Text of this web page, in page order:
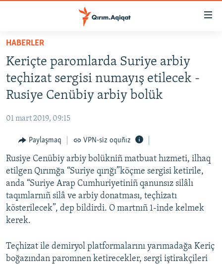
Esas
qaytmaq
Baş
navigatsiyağa
qaytmaq
Qıdıruvğa
SİYASET
İQTİSADİYAT
MEDENİYET
İNSAN AQLARI
VİDEO
SÜRET
BLOGLAR
FİKİR
Русский
Українською
HABERLER
Keriçte paromlarda Suriye arbiy
teçhizat sergisi numayış etilecek -
Rusiye Cenübiy arbiy bolük
01 mart 2019, 09:15
Paylaşmaq VPN-siz oquñız
Rusiye Cenübiy arbiy bolükniñ matbuat hızmeti, ilhaq
etilgen Qırımğa “Suriye qırığı”köçme sergisi ketirile,
anda “Suriye Arap Cumhuriyetiniñ qanunsız silâlı
taqımlarnıñ silâ ve arbiy donatması, teçhizatı
kösterilecek”, dep bildirdi. O martnıñ 1-inde kelmek
kerek.
Teçhizat ile demiryol platformalarını yarımadağa Keriç
boğazından paromnen ketirecekler, sergi iştirakçileri